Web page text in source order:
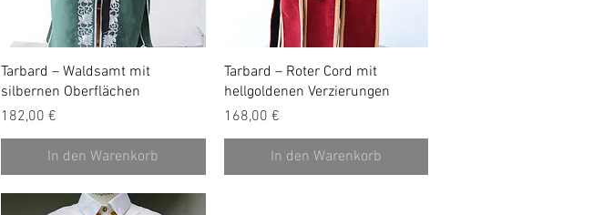
Schnellansicht
Tarbard – Waldsamt mit
silbernen Oberflächen
Preis
182,00 €
In den Warenkorb
Schnellansicht
Tarbard – Roter Cord mit
hellgoldenen Verzierungen
Preis
168,00 €
In den Warenkorb